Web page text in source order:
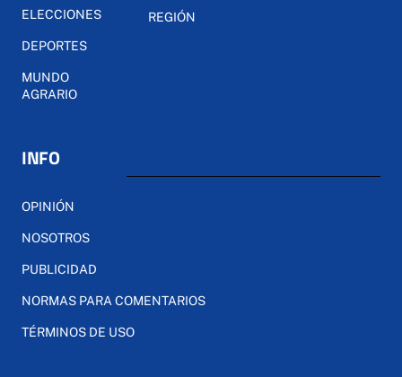
ELECCIONES
DEPORTES
MUNDO
AGRARIO
REGIÓN
INFO
OPINIÓN
NOSOTROS
PUBLICIDAD
NORMAS PARA COMENTARIOS
TÉRMINOS DE USO